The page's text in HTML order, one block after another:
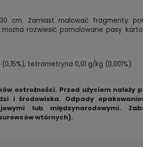
cm. Zamiast malować fragmenty
rozwiesić pomalowane pasy
tetrametryna 0,01 g/kg (0,001%)
ostrożności. Przed użyciem należy
i środowiska. Odpady
lub międzynarodowymi.
wtórnych).